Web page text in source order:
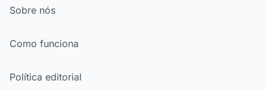
Sobre nós
Como funciona
Política editorial